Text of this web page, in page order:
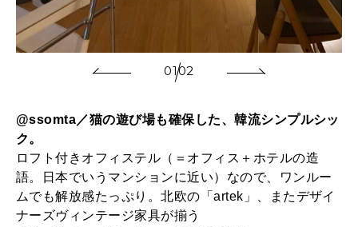
0102
@ssomta／猫の遊び場も確保した、韓流シンプルシッ
ク。
ロフト付きオフィステル（＝オフィス＋ホテルの造
語。日本でいうマンションに近い）なので、ワンルー
ムでも解放感たっぷり。北欧の「artek」、またデザイ
ナーズヴィンテージ家具が揃う